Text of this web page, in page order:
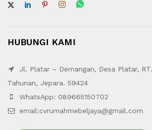
HUBUNGI KAMI
Jl. Platar – Demangan, Desa Platar,
Tahunan, Jepara. 59424
WhatsApp: 089665150702
email:cvrumahmebeljaya@gmail.com